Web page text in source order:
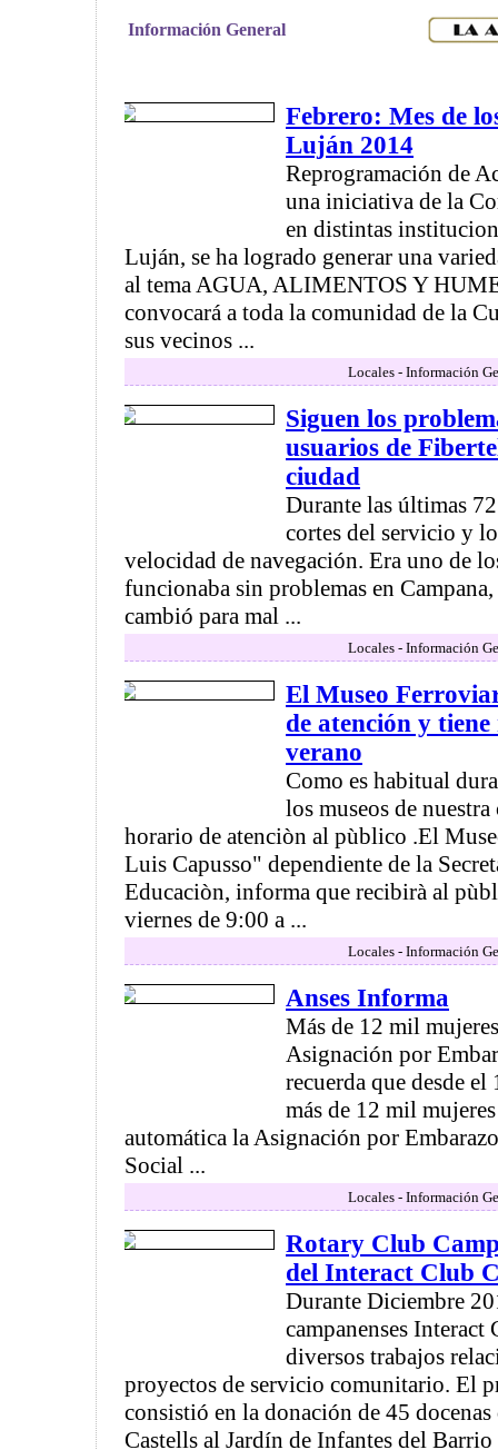
Información General
Febrero: Mes de
Luján 2014
Reprogramación de
una iniciativa de la
en distintas
Luján, se ha logrado generar una
al tema AGUA, ALIMENTOS Y
convocará a toda la comunidad de la
sus vecinos ...
Locales - Información
Siguen los
usuarios de
ciudad
Durante las últimas
cortes del servicio y
velocidad de navegación. Era uno de
funcionaba sin problemas en
cambió para mal ...
Locales - Información
El Museo
de atención y
verano
Como es habitual
los museos de
horario de atenciòn al pùblico .El
Luis Capusso" dependiente de la
Educaciòn, informa que recibirà al
viernes de 9:00 a ...
Locales - Información
Anses Informa
Más de 12 mil
Asignación por
recuerda que desde
más de 12 mil
automática la Asignación por
Social ...
Locales - Información
Rotary Club
del Interact Club
Durante Diciembre
campanenses
diversos trabajos
proyectos de servicio comunitario. El
consistió en la donación de 45 docenas
Castells al Jardín de Infantes del